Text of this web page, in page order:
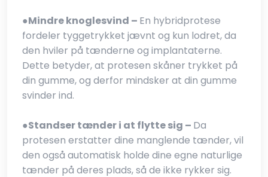
●​Mindre knoglesvind – En hybridprotese
fordeler tyggetrykket jævnt og kun lodret, da
den hviler på tænderne og implantaterne.
Dette betyder, at protesen skåner trykket på
din gumme, og derfor mindsker at din gumme
svinder ind.
●​Standser tænder i at flytte sig – Da
protesen erstatter dine manglende tænder, vil
den også automatisk holde dine egne naturlige
tænder på deres plads, så de ikke rykker sig.